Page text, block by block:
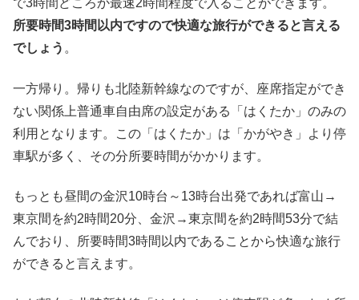
で3時間どころか最速2時間程度で入ることができます。
所要時間3時間以内ですので快適な旅行ができると言える
でしょう 。
一方帰り。帰りも北陸新幹線なのですが、座席指定ができ
ない関係上普通車自由席の設定がある「はくたか」のみの
利用となります。この「はくたか」は「かがやき」より停
車駅が多く、その分所要時間がかかります。
もっとも昼間の金沢10時台～13時台出発であれば富山→
東京間を約2時間20分、金沢→東京間を約2時間53分で結
んでおり、所要時間3時間以内であることから快適な旅行
ができると言えます。